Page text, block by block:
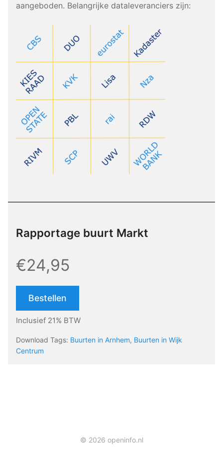
aangeboden. Belangrijke dataleveranciers zijn:
Rapportage buurt Markt
€24,95
Bestellen
Inclusief 21% BTW
Download Tags: Buurten in Arnhem, Buurten in Wijk
Centrum
© 2026 openinfo.nl